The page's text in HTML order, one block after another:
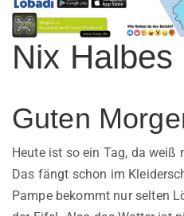
Nix Halbes
Guten
Heute ist so ein Tag, da
Das fängt schon im
Pampe bekommt nur selten